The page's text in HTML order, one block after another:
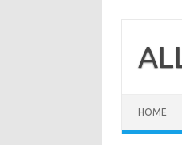
content
HOME